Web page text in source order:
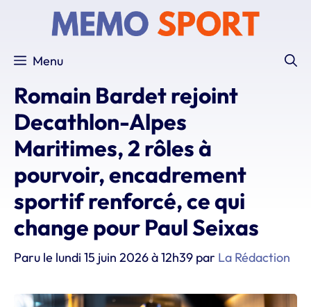
Menu
Romain Bardet rejoint
Decathlon-Alpes
Maritimes, 2 rôles à
pourvoir, encadrement
sportif renforcé, ce qui
change pour Paul Seixas
Paru le lundi 15 juin 2026 à 12h39 par La Rédaction